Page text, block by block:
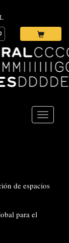
Toggle
de espacios
para el